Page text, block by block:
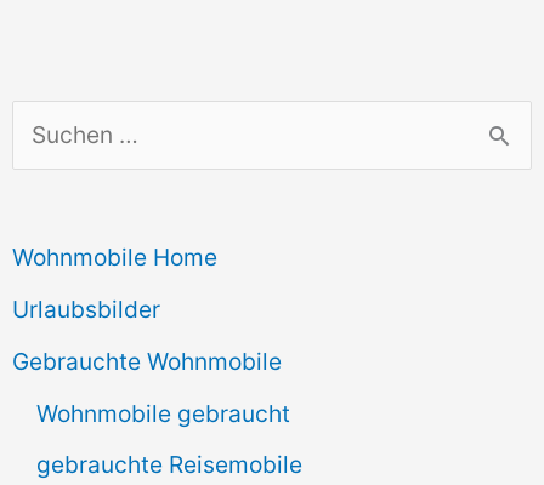
u
h
e
n
Wohnmobile Home
Urlaubsbilder
Gebrauchte Wohnmobile
Wohnmobile gebraucht
gebrauchte Reisemobile